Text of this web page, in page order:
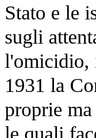
Stato e le
sugli
l'omicidio,
1931 la
proprie
le quali